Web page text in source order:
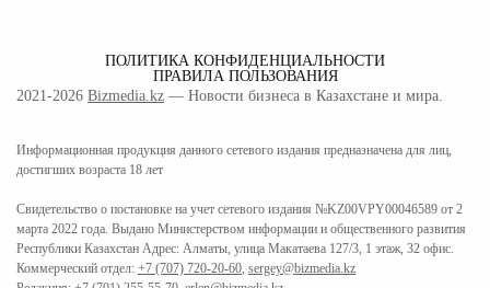
ПОЛИТИКА КОНФИДЕНЦИАЛЬНОСТИ
ПРАВИЛА ПОЛЬЗОВАНИЯ
2021-2026 Bizmedia.kz — Новости бизнеса в Казахстане и мира.
Информационная продукция данного сетевого издания предназначена для лиц,
достигших возраста 18 лет
Свидетельство о постановке на учет сетевого издания №KZ00VPY00046589 от 2
марта 2022 года. Выдано Министерством информации и общественного развития
Республики Казахстан Адрес: Алматы, улица Макатаева 127/3, 1 этаж, 32 офис.
Коммерческий отдел: +7 (707) 720-20-60, sergey@bizmedia.kz